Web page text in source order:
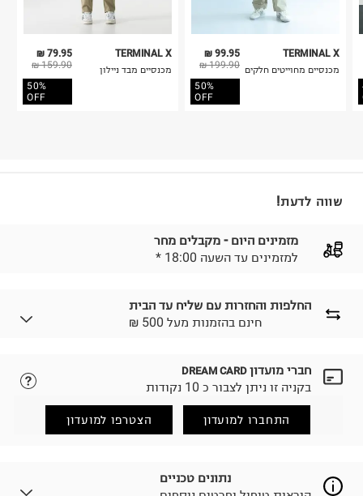
79.95 ₪
159.90 ₪
50%
OFF
TERMINAL X
מכנסיים מבד ניילון
99.95 ₪
199.90 ₪
50%
OFF
TERMINAL X
מכנסיים מחוייטים חלקים
שווה לדעת!
החלפות והחזרות עם שליח עד הבית
₪ חינם בהזמנות מעל 500
לבחירת בשיטת המשלוח המתאימה לכם,
הזמנתם והתחרטתם?
(במקום ב-19.9 ₪) לזמן מוגבל! חינם בהזמנות מעל 500 ₪.
למידע נא ללחוץ כאן
.
חברי מועדון DREAM CARD
בקניה זו ניתן לצבור כ 10 נקודות
התחברו למועדון הצטרפו למועדון
נתונים טכניים